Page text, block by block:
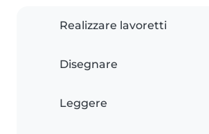
Realizzare lavoretti
Disegnare
Leggere